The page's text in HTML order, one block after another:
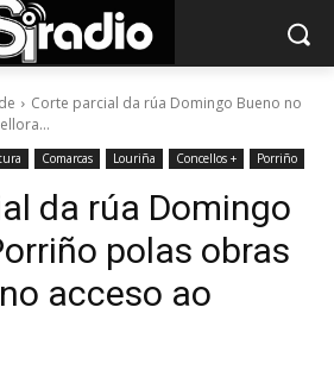
Corte parcial da rúa Domingo Bueno no
Comarcas Louriña Concellos + Porriño
da rúa Domingo
polas obras
acceso ao